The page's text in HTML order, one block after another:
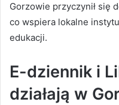
Gorzowie przyczynił się
co wspiera lokalne
edukacji.
E-dziennik i
działają w